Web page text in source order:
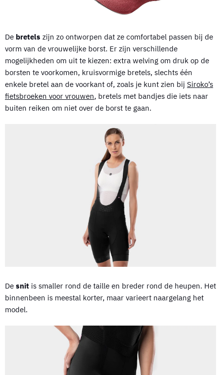
De bretels zijn zo ontworpen dat ze comfortabel passen bij de
vorm van de vrouwelijke borst. Er zijn verschillende
mogelijkheden om uit te kiezen: extra welving om druk op de
borsten te voorkomen, kruisvormige bretels, slechts één
enkele bretel aan de voorkant of, zoals je kunt zien bij Siroko’s
fietsbroeken voor vrouwen, bretels met bandjes die iets naar
buiten reiken om niet over de borst te gaan.
De snit is smaller rond de taille en breder rond de heupen. Het
binnenbeen is meestal korter, maar varieert naargelang het
model.